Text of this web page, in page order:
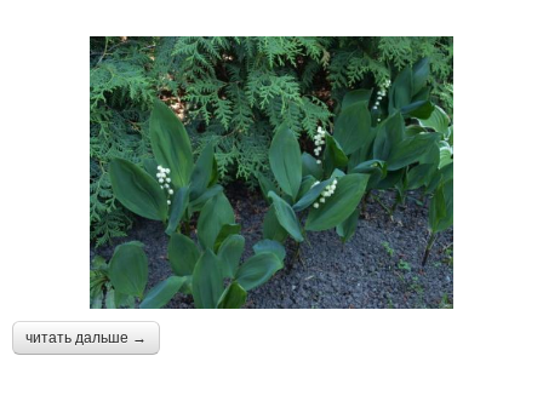
читать дальше →